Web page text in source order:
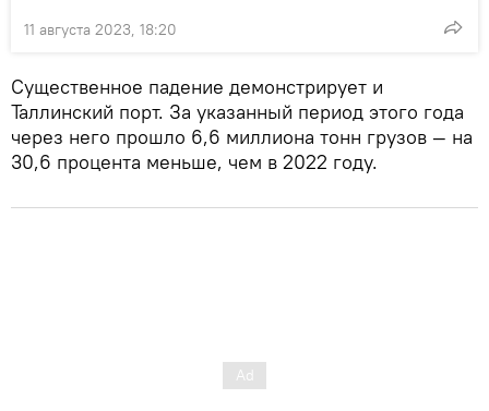
11 августа 2023, 18:20
Существенное падение демонстрирует и
Таллинский порт. За указанный период этого года
через него прошло 6,6 миллиона тонн грузов — на
30,6 процента меньше, чем в 2022 году.